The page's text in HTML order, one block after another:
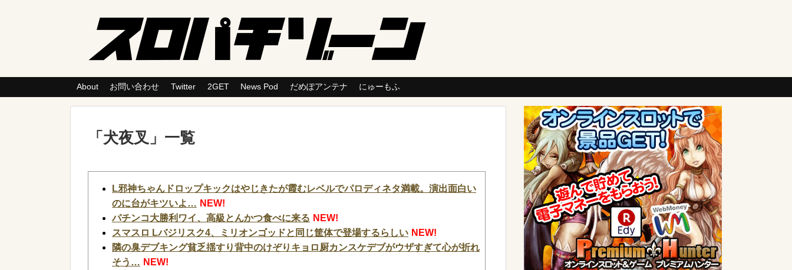
About お問い合わせ Twitter 2GET News Pod だめぽアンテナ にゅーもふ
「 犬夜叉 」 一覧
L邪神ちゃんドロップキックはやじきたが霞むレベルでパロディネタ満載。演出面白い
のに台がキツいよ… NEW!
パチンコ大勝利ワイ、高級とんかつ食べに来る NEW!
スマスロ Lバジリスク4、ミリオンゴッドと同じ筐体で登場するらしい NEW!
隣の臭デブキング貧乏揺すり背中のけぞりキョロ厨カンスケデブがウザすぎて心が折れ
そう… NEW!